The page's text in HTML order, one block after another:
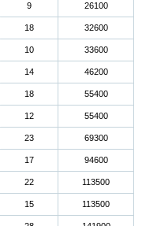
9 26100
18 32600
10 33600
14 46200
18 55400
12 55400
23 69300
17 94600
22 113500
15 113500